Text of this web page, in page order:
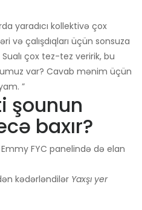
yaradıcı kollektivə çox
və çalışdıqları üçün sonsuza
çox tez-tez veririk, bu
var? Cavab mənim üçün
”
şounun
baxır?
FYC panelində də elan
kədərləndilər Yaxşı yer